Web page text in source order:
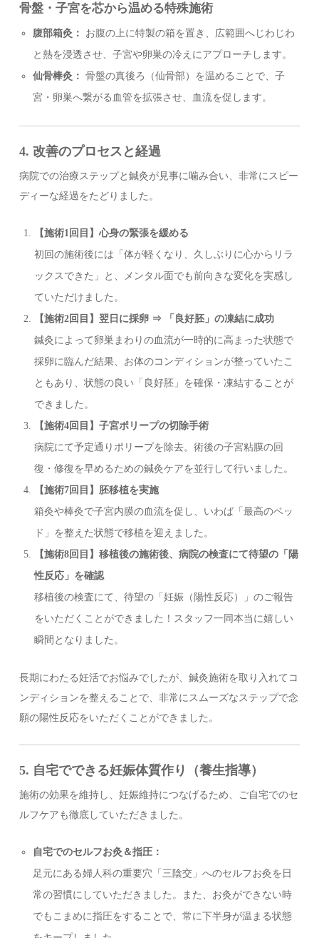
骨盤・子宮を芯から温める特殊施術
腹部箱灸：
お腹の上に特製の箱を置き、広範囲へじわじわ
と熱を浸透させ、子宮や卵巣の冷えにアプローチします。
仙骨棒灸： 骨盤の真後ろ（仙骨部）を温めることで、子
宮・卵巣へ繋がる血管を拡張させ、血流を促します。
4. 改善のプロセスと経過
病院での治療ステップと鍼灸が見事に噛み合い、非常にスピー
ディーな経過をたどりました。
【施術1回目】心身の緊張を緩める
初回の施術後には「体が軽くなり、久しぶりに心からリラ
ックスできた」と、メンタル面でも前向きな変化を実感し
ていただけました。
【施術2回目】翌日に採卵 ⇒ 「良好胚」の凍結に成功
鍼灸によって卵巣まわりの血流が一時的に高まった状態で
採卵に臨んだ結果、お体のコンディションが整っていたこ
ともあり、状態の良い「良好胚」を確保・凍結することが
できました。
【施術4回目】子宮ポリープの切除手術
病院にて予定通りポリープを除去。術後の子宮粘膜の回
復・修復を早めるための鍼灸ケアを並行して行いました。
【施術7回目】胚移植を実施
箱灸や棒灸で子宮内膜の血流を促し、いわば「最高のベッ
ド」を整えた状態で移植を迎えました。
【施術8回目】移植後の施術後、病院の検査にて待望の「陽
性反応」を確認
移植後の検査にて、待望の「妊娠（陽性反応）」のご報告
をいただくことができました！スタッフ一同本当に嬉しい
瞬間となりました。
長期にわたる妊活でお悩みでしたが、鍼灸施術を取り入れてコ
ンディションを整えることで、非常にスムーズなステップで念
願の陽性反応をいただくことができました。
5. 自宅でできる妊娠体質作り（養生指導）
施術の効果を維持し、妊娠維持につなげるため、ご自宅でのセ
ルフケアも徹底していただきました。
自宅でのセルフお灸＆指圧：
足元にある婦人科の重要穴「三陰交」へのセルフお灸を日
常の習慣にしていただきました。また、お灸ができない時
でもこまめに指圧をすることで、常に下半身が温まる状態